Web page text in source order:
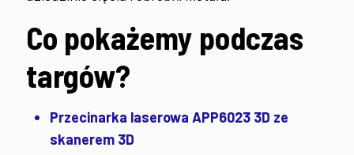
Co pokażemy podczas
targów?
Przecinarka laserowa APP6023 3D ze
skanerem 3D